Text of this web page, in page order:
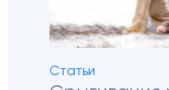
Статьи